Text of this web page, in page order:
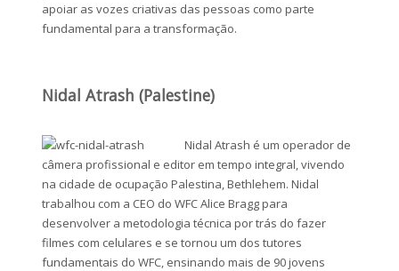
apoiar as vozes criativas das pessoas como parte
fundamental para a transformação.
Nidal Atrash (Palestine)
Nidal Atrash é um operador de
câmera profissional e editor em tempo integral, vivendo
na cidade de ocupação Palestina, Bethlehem. Nidal
trabalhou com a CEO do WFC Alice Bragg para
desenvolver a metodologia técnica por trás do fazer
filmes com celulares e se tornou um dos tutores
fundamentais do WFC, ensinando mais de 90 jovens